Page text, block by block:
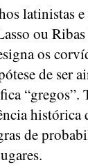
latinistas
ou
os
de ser
“gregos”.
histórica
de